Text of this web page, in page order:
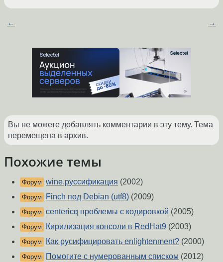
← →
Вы не можете добавлять комментарии в эту тему. Тема
перемещена в архив.
Похожие темы
Форум wine.руссификация (2002)
Форум Finch под Debian (utf8) (2009)
Форум centericq проблемы с кодировкой (2005)
Форум Кирилизация консоли в RedHat9 (2003)
Форум Как русифицировать enlightenment? (2000)
Форум Помогите с нумерованным списком (2012)